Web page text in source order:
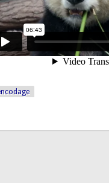
un Sony Alpha 7,